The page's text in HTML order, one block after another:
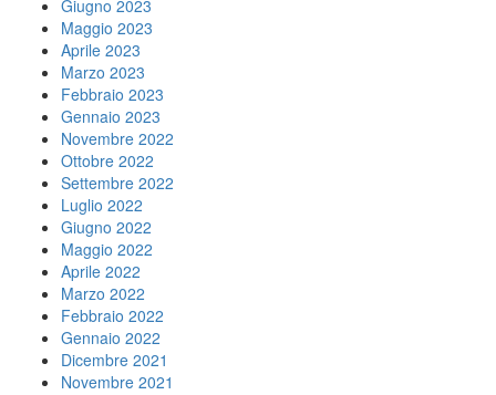
Giugno 2023
Maggio 2023
Aprile 2023
Marzo 2023
Febbraio 2023
Gennaio 2023
Novembre 2022
Ottobre 2022
Settembre 2022
Luglio 2022
Giugno 2022
Maggio 2022
Aprile 2022
Marzo 2022
Febbraio 2022
Gennaio 2022
Dicembre 2021
Novembre 2021